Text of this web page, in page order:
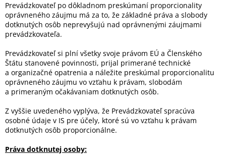
Prevádzkovateľ po dôkladnom preskúmaní proporcionality
oprávneného záujmu má za to, že základné práva a slobody
dotknutých osôb neprevyšujú nad oprávnenými záujmami
prevádzkovateľa.
Prevádzkovateľ si plní všetky svoje právom EÚ a Členského
Štátu stanovené povinnosti, prijal primerané technické
a organizačné opatrenia a náležite preskúmal proporcionalitu
oprávneného záujmu vo vzťahu k právam, slobodám
a primeraným očakávaniam dotknutých osôb.
Z vyššie uvedeného vyplýva, že Prevádzkovateľ spracúva
osobné údaje v IS pre účely, ktoré sú vo vzťahu k právam
dotknutých osôb proporcionálne.
Práva dotknutej osoby: